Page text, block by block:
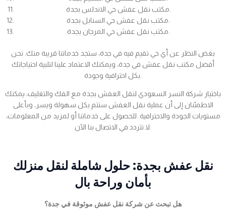
بغض النظر عن أي حي تقيم فيه في جدة، ستجد خدماتنا قريبة منك. نحن
أفضل مكتب نقل عفش في جدة، ويمكنك الاعتماد علينا لتلبية احتياجاتك
باختيار شركة النسر السعودي لنقل العفش بجدة مع الفك والتغليف، يمكنك
الاطمئنان إلى أن عملية نقل العفش ستتم بكل سهولة ويسر، وبأعلى
مستويات الجودة والاحترافية. للحصول على خدماتنا أو لمزيد من المعلومات،
نقل عفش بجدة: حلول شاملة لنقل منزلك
بأمان وراحة بال
هل تبحث عن شركة نقل عفش موثوقة في جدة؟